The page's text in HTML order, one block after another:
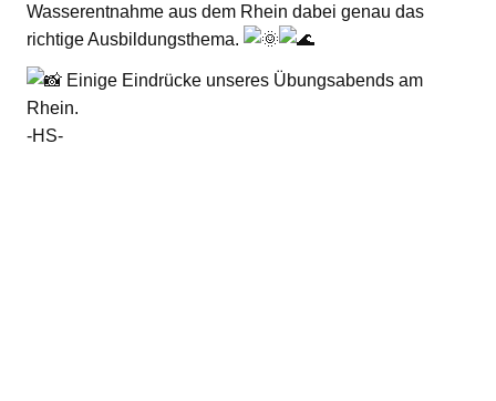
Wasserentnahme aus dem Rhein dabei genau das
richtige Ausbildungsthema.
Einige Eindrücke unseres Übungsabends am
Rhein.
-HS-